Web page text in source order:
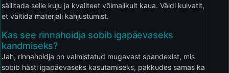
säilitada selle kuju ja kvaliteet võimalikult kaua. Väldi kuivatit,
et vältida materjali kahjustumist.
Kas see rinnahoidja sobib igapäevaseks
kandmiseks?
Jah, rinnahoidja on valmistatud mugavast spandexist, mis
sobib hästi igapäevaseks kasutamiseks, pakkudes samas ka